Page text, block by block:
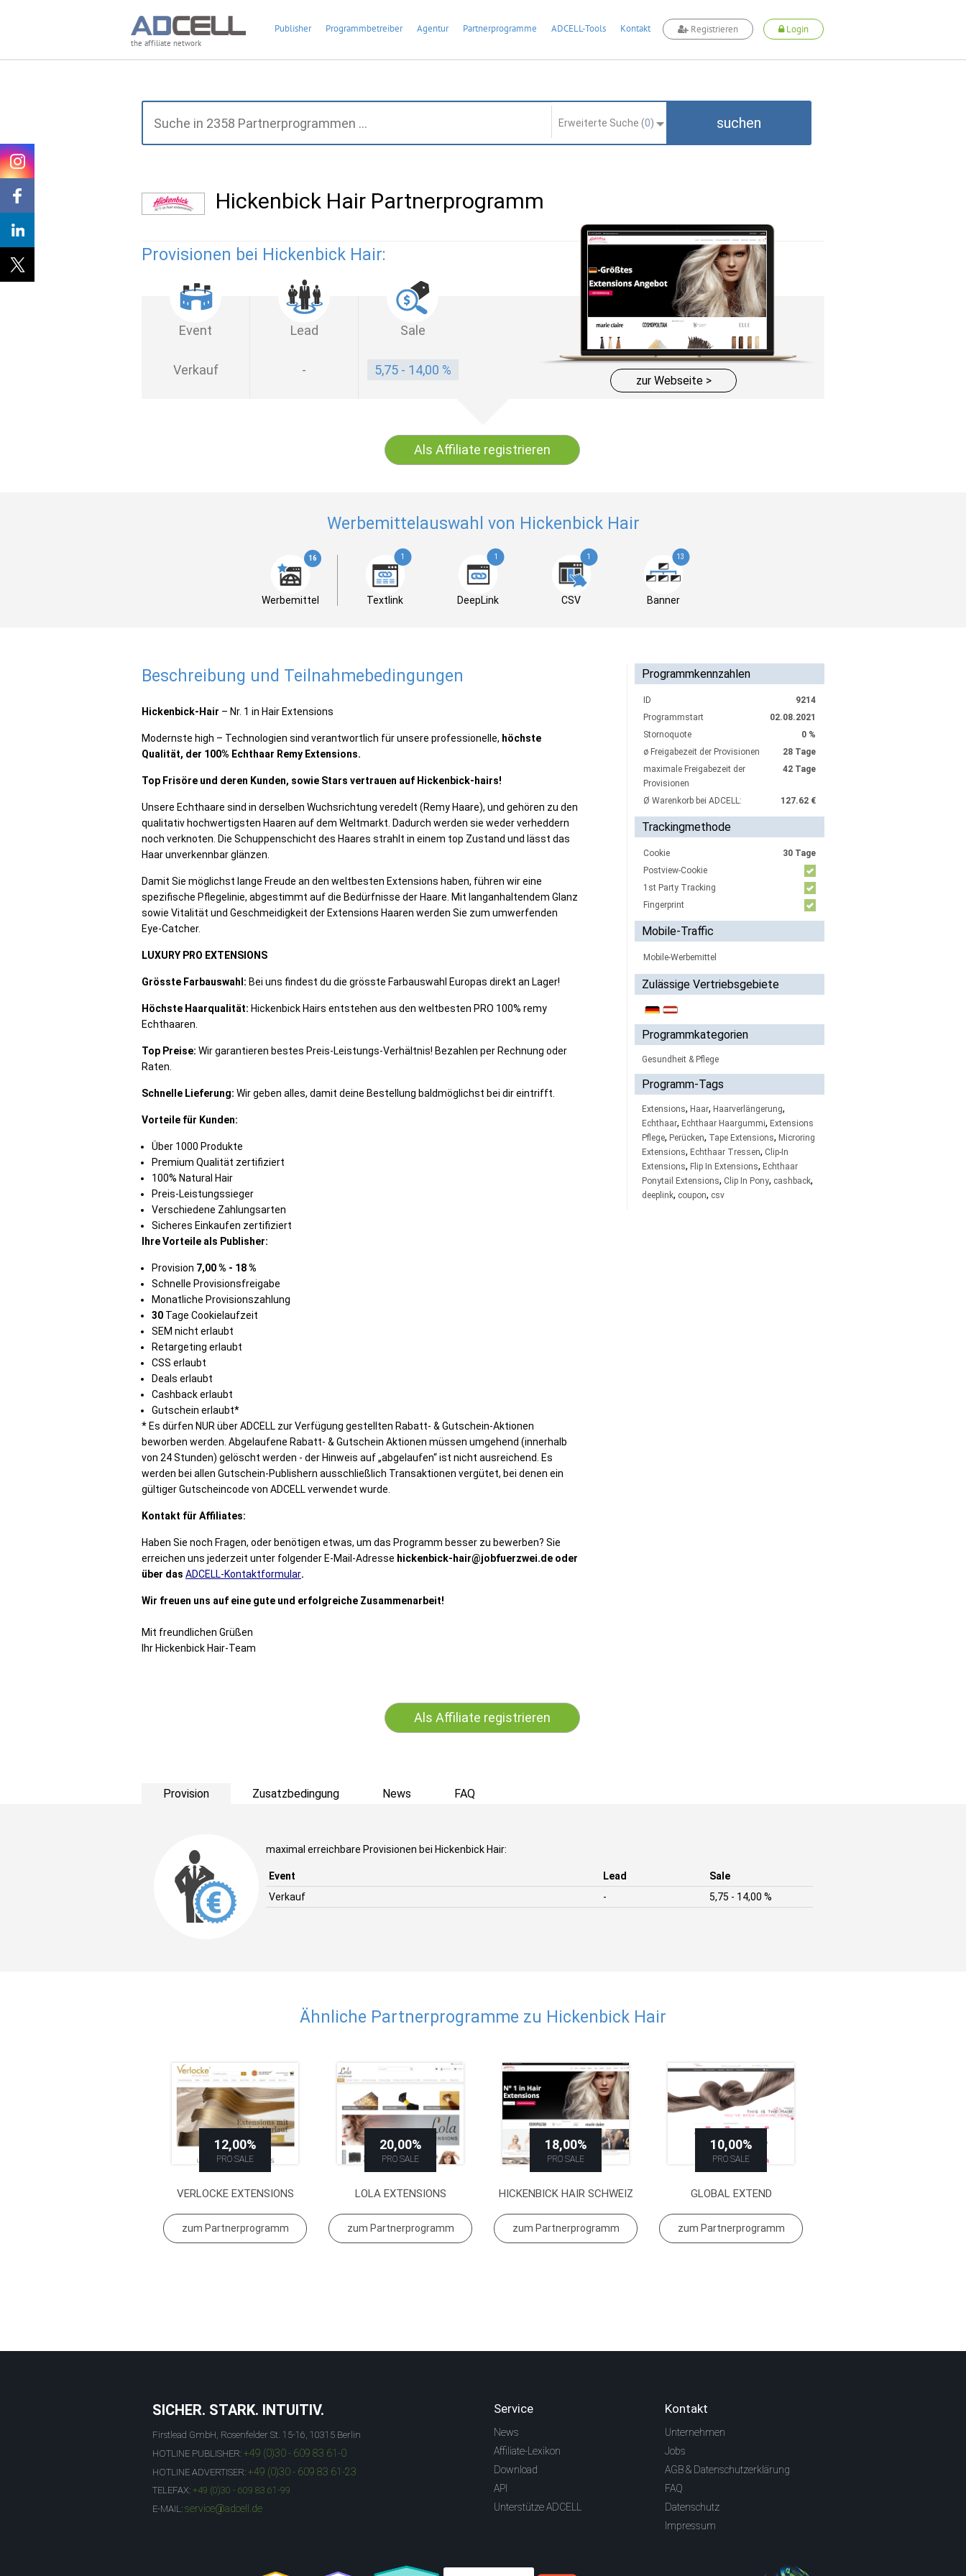
the affiliate network
Publisher Programmbetreiber Agentur Partnerprogramme ADCELL-Tools Kontakt Registrieren Login
Erweiterte Suche (0) suchen
Hickenbick Hair Partnerprogramm
Provisionen bei Hickenbick Hair:
Event Lead Sale
Verkauf - 5,75 - 14,00 %
zur Webseite >
Als Affiliate registrieren
Werbemittelauswahl von Hickenbick Hair
16
Werbemittel
1
Textlink
1
DeepLink
1
CSV
13
Banner
Beschreibung und Teilnahmebedingungen
Hickenbick-Hair – Nr. 1 in Hair Extensions
Modernste high – Technologien sind verantwortlich für unsere professionelle, höchste
Qualität, der 100% Echthaar Remy Extensions.
Top Frisöre und deren Kunden, sowie Stars vertrauen auf Hickenbick-hairs!
Unsere Echthaare sind in derselben Wuchsrichtung veredelt (Remy Haare), und gehören zu den
qualitativ hochwertigsten Haaren auf dem Weltmarkt. Dadurch werden sie weder verheddern
noch verknoten. Die Schuppenschicht des Haares strahlt in einem top Zustand und lässt das
Haar unverkennbar glänzen.
Damit Sie möglichst lange Freude an den weltbesten Extensions haben, führen wir eine
spezifische Pflegelinie, abgestimmt auf die Bedürfnisse der Haare. Mit langanhaltendem Glanz
sowie Vitalität und Geschmeidigkeit der Extensions Haaren werden Sie zum umwerfenden
Eye-Catcher.
LUXURY PRO EXTENSIONS
Grösste Farbauswahl: Bei uns findest du die grösste Farbauswahl Europas direkt an Lager!
Höchste Haarqualität: Hickenbick Hairs entstehen aus den weltbesten PRO 100% remy
Echthaaren.
Top Preise: Wir garantieren bestes Preis-Leistungs-Verhältnis! Bezahlen per Rechnung oder
Raten.
Schnelle Lieferung: Wir geben alles, damit deine Bestellung baldmöglichst bei dir eintrifft.
Vorteile für Kunden:
Über 1000 Produkte
Premium Qualität zertifiziert
100% Natural Hair
Preis-Leistungssieger
Verschiedene Zahlungsarten
Sicheres Einkaufen zertifiziert
Ihre Vorteile als Publisher:
Provision 7,00 % - 18 %
Schnelle Provisionsfreigabe
Monatliche Provisionszahlung
30 Tage Cookielaufzeit
SEM nicht erlaubt
Retargeting erlaubt
CSS erlaubt
Deals erlaubt
Cashback erlaubt
Gutschein erlaubt*
* Es dürfen NUR über ADCELL zur Verfügung gestellten Rabatt- & Gutschein-Aktionen
beworben werden. Abgelaufene Rabatt- & Gutschein Aktionen müssen umgehend (innerhalb
von 24 Stunden) gelöscht werden - der Hinweis auf „abgelaufen“ ist nicht ausreichend. Es
werden bei allen Gutschein-Publishern ausschließlich Transaktionen vergütet, bei denen ein
gültiger Gutscheincode von ADCELL verwendet wurde.
Kontakt für Affiliates:
Haben Sie noch Fragen, oder benötigen etwas, um das Programm besser zu bewerben? Sie
erreichen uns jederzeit unter folgender E-Mail-Adresse hickenbick-hair@jobfuerzwei.de oder
über das ADCELL-Kontaktformular.
Wir freuen uns auf eine gute und erfolgreiche Zusammenarbeit!
Mit freundlichen Grüßen
Ihr Hickenbick Hair-Team
Programmkennzahlen
ID
9214
Programmstart
02.08.2021
Stornoquote
0 %
ø Freigabezeit der Provisionen
28 Tage
maximale Freigabezeit der
Provisionen
42 Tage
Ø Warenkorb bei ADCELL: 127.62 €
Trackingmethode
Cookie
30 Tage
Postview-Cookie
1st Party Tracking
Fingerprint
Mobile-Traffic
Mobile-Werbemittel
Zulässige Vertriebsgebiete
Programmkategorien
Gesundheit & Pflege
Programm-Tags
Extensions, Haar, Haarverlängerung,
Echthaar, Echthaar Haargummi, Extensions
Pflege, Perücken, Tape Extensions, Microring
Extensions, Echthaar Tressen, Clip-In
Extensions, Flip In Extensions, Echthaar
Ponytail Extensions, Clip In Pony, cashback,
deeplink, coupon, csv
Als Affiliate registrieren
Provision Zusatzbedingung News FAQ
maximal erreichbare Provisionen bei Hickenbick Hair:
Event Lead
Sale
Verkauf
- 5,75 - 14,00 %
Ähnliche Partnerprogramme zu Hickenbick Hair
12,00%
PRO SALE
VERLOCKE EXTENSIONS
zum Partnerprogramm
20,00%
PRO SALE
LOLA EXTENSIONS
zum Partnerprogramm
18,00%
PRO SALE
HICKENBICK HAIR SCHWEIZ
zum Partnerprogramm
10,00%
PRO SALE
GLOBAL EXTEND
zum Partnerprogramm
SICHER. STARK. INTUITIV.
Firstlead GmbH, Rosenfelder St. 15-16, 10315 Berlin
HOTLINE PUBLISHER: +49 (0)30 - 609 83 61-0
HOTLINE ADVERTISER: +49 (0)30 - 609 83 61-23
TELEFAX: +49 (0)30 - 609 83 61-99
E-MAIL: service@adcell.de
Service
News
Affiliate-Lexikon
Download
API
Unterstütze ADCELL
Kontakt
Unternehmen
Jobs
AGB & Datenschutzerklärung
FAQ
Datenschutz
Impressum